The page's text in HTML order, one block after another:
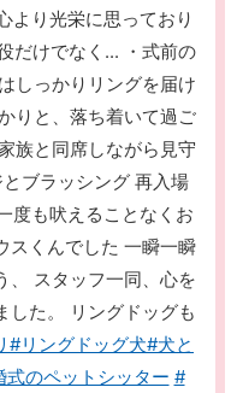
より光栄に思っており
だけでなく... ・式前の
しっかりリングを届け
りと、落ち着いて過ご
族と同席しながら見守
ブラッシング 再入場
度も吠えることなくお
スくんでした 一瞬一瞬
、 スタッフ一同、心を
した。 リングドッグも
#リングドッグ犬#犬と
式のペットシッター #